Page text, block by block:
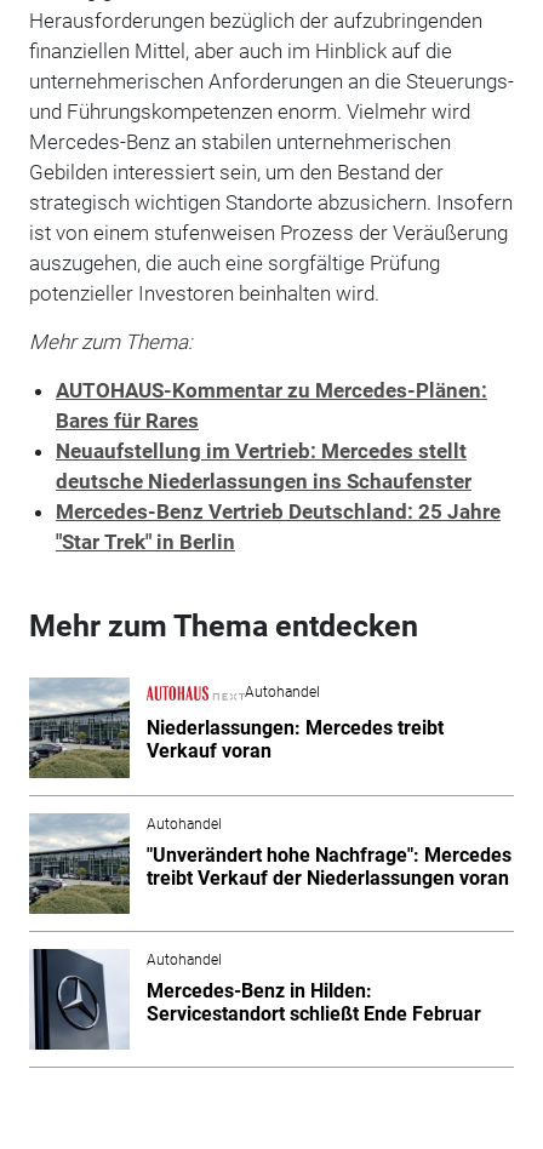
Herausforderungen bezüglich der aufzubringenden
finanziellen Mittel, aber auch im Hinblick auf die
unternehmerischen Anforderungen an die Steuerungs-
und Führungskompetenzen enorm. Vielmehr wird
Mercedes-Benz an stabilen unternehmerischen
Gebilden interessiert sein, um den Bestand der
strategisch wichtigen Standorte abzusichern. Insofern
ist von einem stufenweisen Prozess der Veräußerung
auszugehen, die auch eine sorgfältige Prüfung
potenzieller Investoren beinhalten wird.
Mehr zum Thema:
AUTOHAUS-Kommentar zu Mercedes-Plänen:
Bares für Rares
Neuaufstellung im Vertrieb: Mercedes stellt
deutsche Niederlassungen ins Schaufenster
Mercedes-Benz Vertrieb Deutschland: 25 Jahre
"Star Trek" in Berlin
Mehr zum Thema entdecken
Autohandel
Niederlassungen: Mercedes treibt
Verkauf voran
Autohandel
"Unverändert hohe Nachfrage": Mercedes
treibt Verkauf der Niederlassungen voran
Autohandel
Mercedes-Benz in Hilden:
Servicestandort schließt Ende Februar